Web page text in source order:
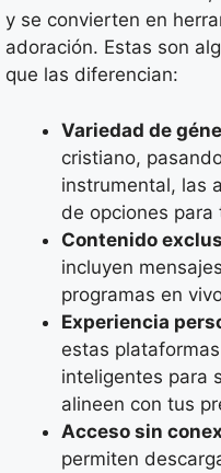
y se convierten en
adoración. Estas son
que las diferencian:
Variedad de
cristiano,
instrumental, las
de opciones
Contenido
incluyen
programas en
Experiencia
estas
inteligentes para
alineen con tus
Acceso sin
permiten